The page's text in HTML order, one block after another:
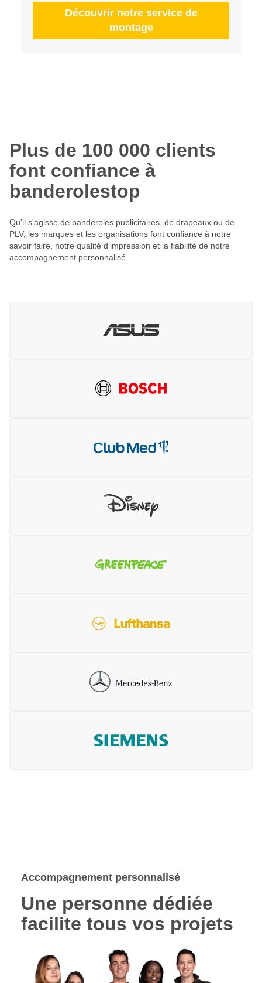
Découvrir notre service de
montage
Plus de 100 000 clients
font confiance à
banderolestop
Qu'il s'agisse de banderoles publicitaires, de drapeaux ou de
PLV, les marques et les organisations font confiance à notre
savoir faire, notre qualité d'impression et la fiabilité de notre
accompagnement personnalisé.
Accompagnement personnalisé
Une personne dédiée
facilite tous vos projets